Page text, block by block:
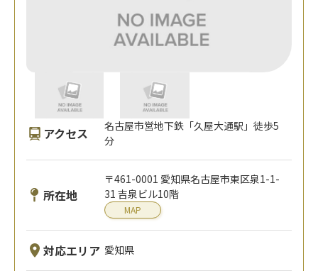
アクセス
名古屋市営地下鉄「久屋大通駅」徒歩5
分
所在地
〒461-0001 愛知県名古屋市東区泉1-1-
31 吉泉ビル10階
MAP
対応エリア 愛知県